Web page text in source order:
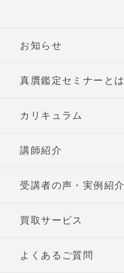
お知らせ
真贋鑑定セミナーとは
カリキュラム
講師紹介
受講者の声・実例紹介
買取サービス
よくあるご質問